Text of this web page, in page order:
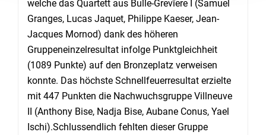
welche das Quartett aus Bulle-Grevîere I (Samuel
Granges, Lucas Jaquet, Philippe Kaeser, Jean-
Jacques Mornod) dank des höheren
Gruppeneinzelresultat infolge Punktgleichheit
(1089 Punkte) auf den Bronzeplatz verweisen
konnte. Das höchste Schnellfeuerresultat erzielte
mit 447 Punkten die Nachwuchsgruppe Villneuve
II (Anthony Bise, Nadja Bise, Aubane Conus, Yael
Ischi).Schlussendlich fehlten dieser Gruppe